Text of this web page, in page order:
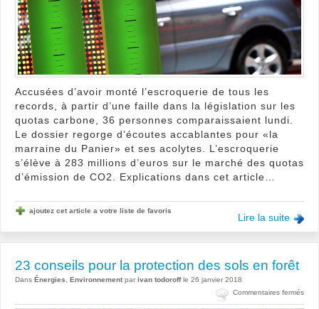
Accusées d’avoir monté l’escroquerie de tous les
records, à partir d’une faille dans la législation sur les
quotas carbone, 36 personnes comparaissaient lundi.
Le dossier regorge d’écoutes accablantes pour «la
marraine du Panier» et ses acolytes. L’escroquerie
s’élève à 283 millions d’euros sur le marché des quotas
d’émission de CO2. Explications dans cet article…
Lire la suite
ajoutez cet article a votre liste de favoris
23 conseils pour la protection des sols en forêt
Dans Énergies Environnement par ivan todoroffle 26 janvier 2018
Commentaires ferméssur
23